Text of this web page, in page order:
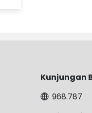
Kunjungan
968.787